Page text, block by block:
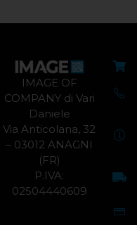
IMAGE OF
COMPANY di Vari
Daniele
Via Anticolana, 32
– 03012 ANAGNI
(FR)
P.IVA:
02504440609